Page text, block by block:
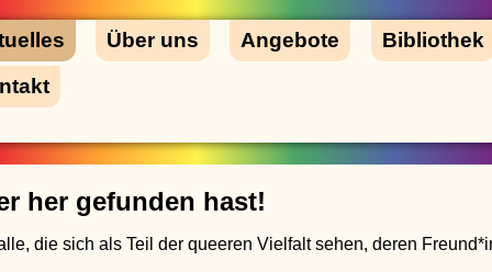
Über uns Angebote
Bibliothek
her gefunden hast!
die sich als Teil der queeren Vielfalt sehen, deren